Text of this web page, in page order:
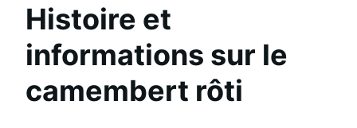
Histoire et
informations sur le
camembert rôti